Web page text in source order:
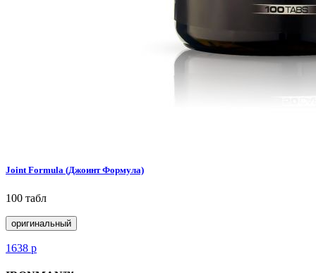
Joint Formula (Джоинт Формула)
100 табл
оригинальный
1638 р